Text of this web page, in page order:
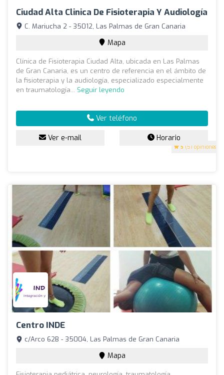
Ciudad Alta Clinica De Fisioterapia Y Audiología
5 (51 opiniones)
C. Mariucha 2 - 35012, Las Palmas de Gran Canaria
Mapa
Clínica de Fisioterapia Ciudad Alta, ubicada en Las Palmas
de Gran Canaria, es un centro de referencia en el ámbito de
la fisioterapia y la audiología, especializado especialmente
en traumatología... Seguir leyendo
Ver teléfono
Ver e-mail Horario
Centro INDE
c/Arco 62B - 35004, Las Palmas de Gran Canaria
Mapa